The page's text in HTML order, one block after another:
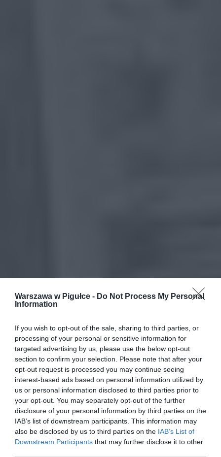
Warszawa w Pigułce - Do Not Process My Personal
Information
If you wish to opt-out of the sale, sharing to third parties, or
processing of your personal or sensitive information for
targeted advertising by us, please use the below opt-out
section to confirm your selection. Please note that after your
opt-out request is processed you may continue seeing
interest-based ads based on personal information utilized by
us or personal information disclosed to third parties prior to
your opt-out. You may separately opt-out of the further
disclosure of your personal information by third parties on the
IAB’s list of downstream participants. This information may
also be disclosed by us to third parties on the IAB’s List of
Downstream Participants that may further disclose it to other